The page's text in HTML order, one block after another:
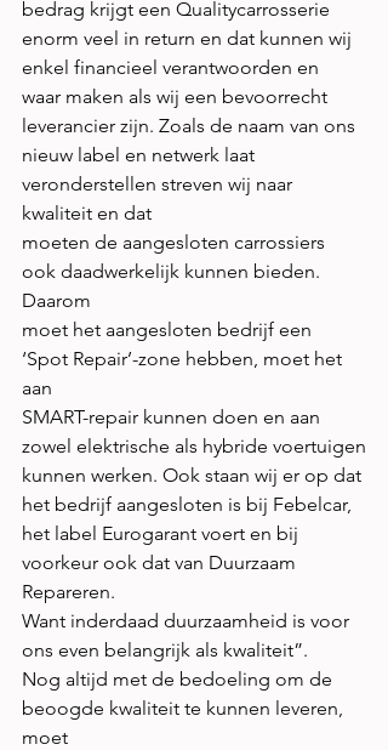
bedrag krijgt een Qualitycarrosserie
enorm veel in return en dat kunnen wij
enkel financieel verantwoorden en
waar maken als wij een bevoorrecht
leverancier zijn. Zoals de naam van ons
nieuw label en netwerk laat
veronderstellen streven wij naar
kwaliteit en dat
moeten de aangesloten carrossiers
ook daadwerkelijk kunnen bieden.
Daarom
moet het aangesloten bedrijf een
‘Spot Repair’-zone hebben, moet het
aan
SMART-repair kunnen doen en aan
zowel elektrische als hybride voertuigen
kunnen werken. Ook staan wij er op dat
het bedrijf aangesloten is bij Febelcar,
het label Eurogarant voert en bij
voorkeur ook dat van Duurzaam
Repareren.
Want inderdaad duurzaamheid is voor
ons even belangrijk als kwaliteit”.
Nog altijd met de bedoeling om de
beoogde kwaliteit te kunnen leveren,
moet